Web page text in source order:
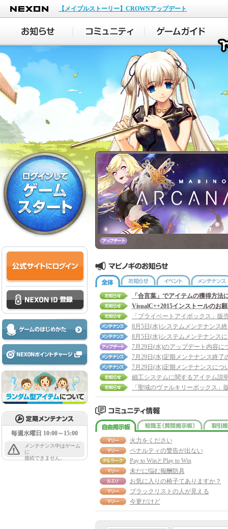
NEXON
【メイプルストーリー】CROWNアップデート
毎週水曜日 10:00～15:00
メンテナンス中はゲーム
に
接続できません。
全体 お知らせ イベント
「合言葉」でアイテムの獲得方法
VisualC++2015インストールのお
8月5日(水)システムメンテナンス
8月5日(水)システムメンテナンス
7月29日(水)のアップデート内容に
7月29日(水)定期メンテナンス終了
7月29日(水)定期メンテナンスにつ
細工システムに関するアイテム説
自由掲示板 知識
火力をください
ペナルティの警告が出ない
Pay to WinとPlay to Win
未だに悩む報酬防具
お気に入りの椅子てありますか？
ブラックリストの人が見える
今更だけど